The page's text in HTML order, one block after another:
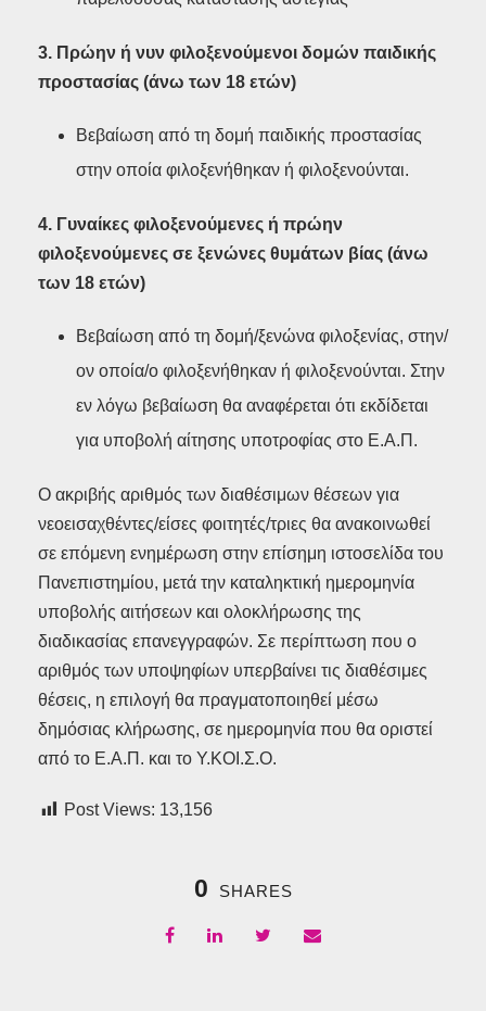
3. Πρώην ή νυν φιλοξενούμενοι δομών παιδικής
προστασίας (άνω των 18 ετών)
Βεβαίωση από τη δομή παιδικής προστασίας
στην οποία φιλοξενήθηκαν ή φιλοξενούνται.
4. Γυναίκες φιλοξενούμενες ή πρώην
φιλοξενούμενες σε ξενώνες θυμάτων βίας (άνω
των 18 ετών)
Βεβαίωση από τη δομή/ξενώνα φιλοξενίας, στην/
ον οποία/ο φιλοξενήθηκαν ή φιλοξενούνται. Στην
εν λόγω βεβαίωση θα αναφέρεται ότι εκδίδεται
για υποβολή αίτησης υποτροφίας στο Ε.Α.Π.
Ο ακριβής αριθμός των διαθέσιμων θέσεων για
νεοεισαχθέντες/είσες φοιτητές/τριες θα ανακοινωθεί
σε επόμενη ενημέρωση στην επίσημη ιστοσελίδα του
Πανεπιστημίου, μετά την καταληκτική ημερομηνία
υποβολής αιτήσεων και ολοκλήρωσης της
διαδικασίας επανεγγραφών. Σε περίπτωση που ο
αριθμός των υποψηφίων υπερβαίνει τις διαθέσιμες
θέσεις, η επιλογή θα πραγματοποιηθεί μέσω
δημόσιας κλήρωσης, σε ημερομηνία που θα οριστεί
από το Ε.Α.Π. και το Υ.ΚΟΙ.Σ.Ο.
Post Views: 13,156
0 SHARES